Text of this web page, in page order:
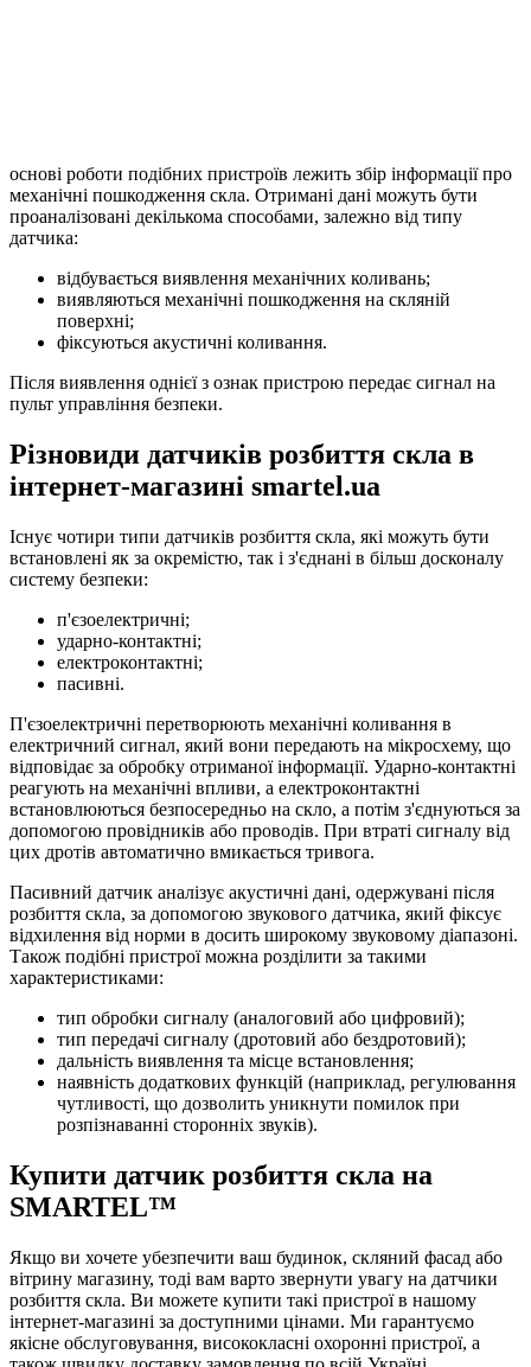
основі роботи подібних пристроїв лежить збір інформації про
механічні пошкодження скла. Отримані дані можуть бути
проаналізовані декількома способами, залежно від типу
датчика:
відбувається виявлення механічних коливань;
виявляються механічні пошкодження на скляній
поверхні;
фіксуються акустичні коливання.
Після виявлення однієї з ознак пристрою передає сигнал на
пульт управління безпеки.
Різновиди датчиків розбиття скла в
інтернет-магазині smartel.ua
Існує чотири типи датчиків розбиття скла, які можуть бути
встановлені як за окремістю, так і з'єднані в більш досконалу
систему безпеки:
п'єзоелектричні;
ударно-контактні;
електроконтактні;
пасивні.
П'єзоелектричні перетворюють механічні коливання в
електричний сигнал, який вони передають на мікросхему, що
відповідає за обробку отриманої інформації. Ударно-контактні
реагують на механічні впливи, а електроконтактні
встановлюються безпосередньо на скло, а потім з'єднуються за
допомогою провідників або проводів. При втраті сигналу від
цих дротів автоматично вмикається тривога.
Пасивний датчик аналізує акустичні дані, одержувані після
розбиття скла, за допомогою звукового датчика, який фіксує
відхилення від норми в досить широкому звуковому діапазоні.
Також подібні пристрої можна розділити за такими
характеристиками:
тип обробки сигналу (аналоговий або цифровий);
тип передачі сигналу (дротовий або бездротовий);
дальність виявлення та місце встановлення;
наявність додаткових функцій (наприклад, регулювання
чутливості, що дозволить уникнути помилок при
розпізнаванні сторонніх звуків).
Купити датчик розбиття скла на
SMARTEL™
Якщо ви хочете убезпечити ваш будинок, скляний фасад або
вітрину магазину, тоді вам варто звернути увагу на датчики
розбиття скла. Ви можете купити такі пристрої в нашому
інтернет-магазині за доступними цінами. Ми гарантуємо
якісне обслуговування, висококласні охоронні пристрої, а